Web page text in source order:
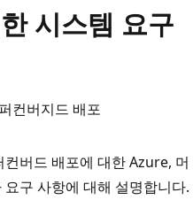
시스템 요구
컨버지드 배포
버드 배포에 대한 Azure, 머
구 사항에 대해 설명합니다.